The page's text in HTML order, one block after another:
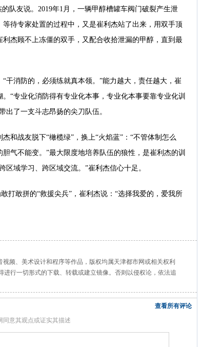
队友说。2019年1月，一辆甲醇槽罐车阀门破裂产生泄
待专家处置的过程中，又是崔利杰站了出来，用双手顶
杰顾不上冻僵的双手，又配合收拾泄漏的甲醇，直到最
干消防的，必须练就真本领。”能力越大，责任越大，崔
“专业化消防得有专业化本事，专业化本事要靠专业化训
出了一支斗志昂扬的尖刀队伍。
和战友脱下“橄榄绿”，换上“火焰蓝”：“不管体制怎么
气不能变。”最大限度地培养队伍的狼性，是崔利杰的训
区域学习、跨区域交流。”崔利杰信心十足。
打敢拼的“救援尖兵”，崔利杰说：“选择我爱的，爱我所
频、美术设计和程序等作品，版权均属天津都市网或相关权利
进行一切形式的下载、转载或建立镜像。否则以侵权论，依法追
查看所有评论
同意其观点或证实其描述